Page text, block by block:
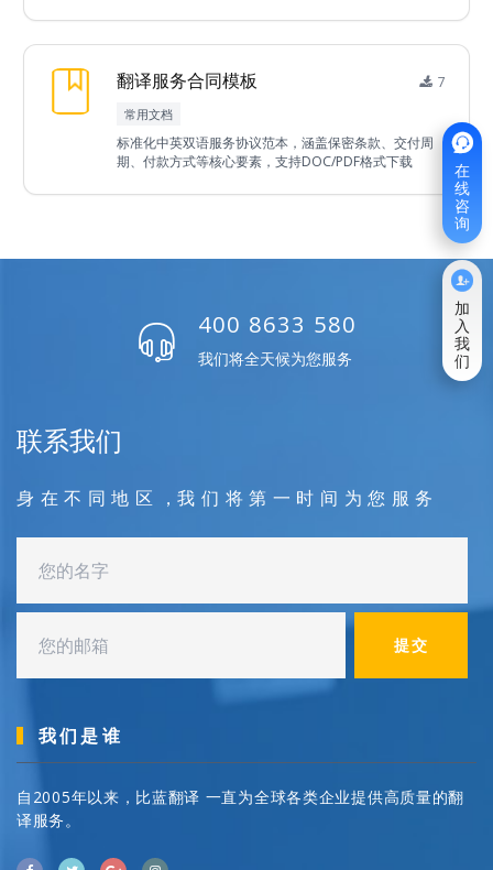
翻译服务合同模板 7
常用文档
标准化中英双语服务协议范本，涵盖保密条款、交付周
期、付款方式等核心要素，支持DOC/PDF格式下载
400 8633 580
我们将全天候为您服务
联系我们
身 在 不 同 地 区 ，我 们 将 第 一 时 间 为 您 服 务
提交
我们是谁
自2005年以来，比蓝翻译 一直为全球各类企业提供高质量的翻
译服务。

在
线
咨
询

加
入
我
们